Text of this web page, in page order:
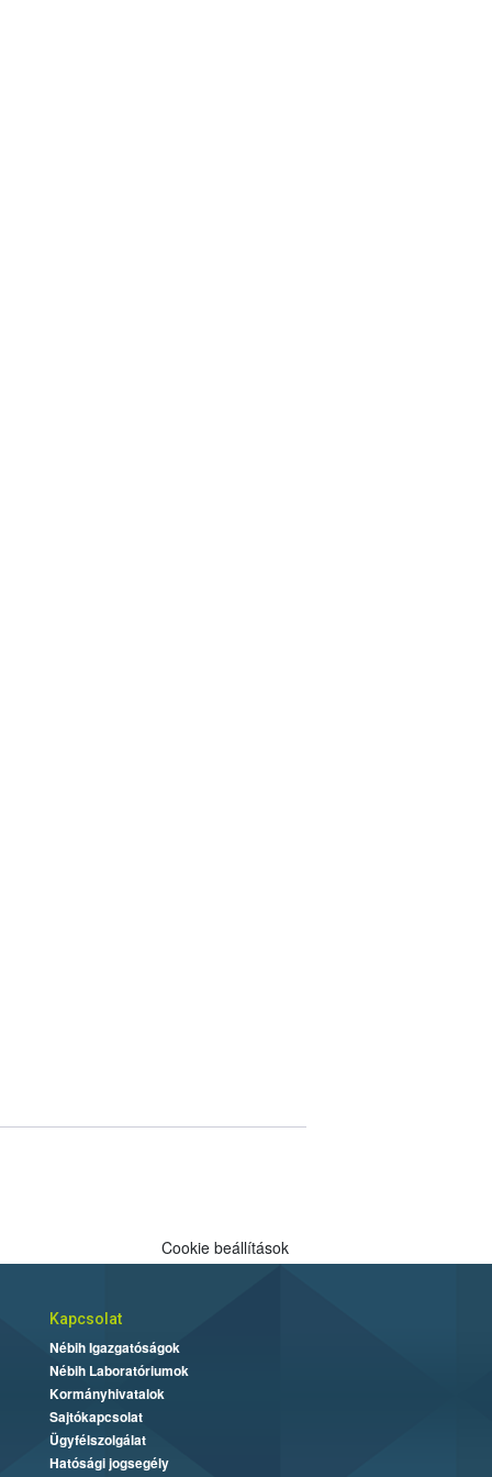
Cookie beállítások
Kapcsolat
Nébih Igazgatóságok
Nébih Laboratóriumok
Kormányhivatalok
Sajtókapcsolat
Ügyfélszolgálat
Hatósági jogsegély